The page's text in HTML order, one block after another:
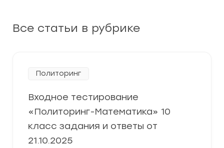
Все статьи в рубрике
Политоринг
Входное тестирование
«Политоринг-Математика» 10
класс задания и ответы от
21.10.2025